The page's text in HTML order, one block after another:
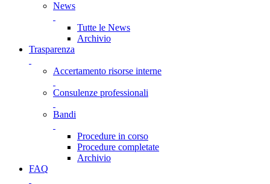
News
Tutte le News
Archivio
Trasparenza
Accertamento risorse interne
Consulenze professionali
Bandi
Procedure in corso
Procedure completate
Archivio
FAQ